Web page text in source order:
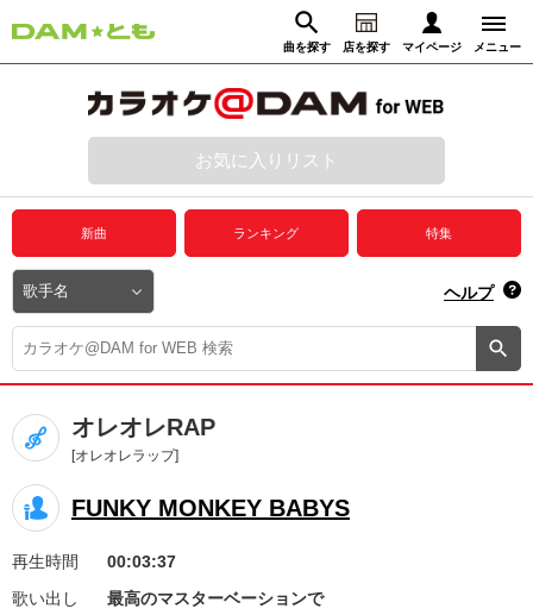
曲を探す 店を探す マイページ メニュー
動画からさがす 録音からさがす
ログイン
プレミアムサービス
DAM★とも動画
DAM★とも録音
カラオケ＠DAM
ユーザー検索
キャンペーン
お知らせ よくあるご質問
お気に入りリスト
新曲 ランキング 特集
ヘルプ
オレオレRAP
[オレオレラップ]
FUNKY MONKEY BABYS
再生時間
00:03:37
歌い出し
最高のマスターベーションで